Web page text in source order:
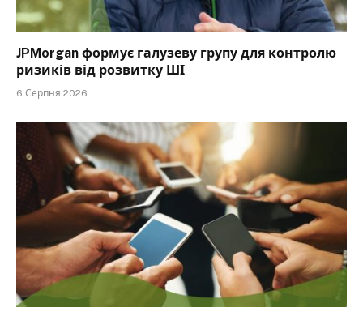
JPMorgan формує галузеву групу для контролю
ризиків від розвитку ШІ
6 Серпня 2026